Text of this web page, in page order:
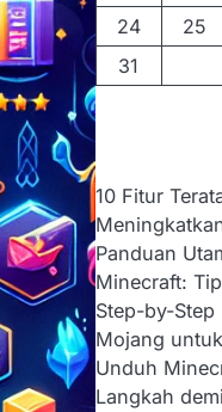
24
25
31
10 Fitur
Panduan
Minecraft:
Step-by-
Mojang
Unduh
Langkah